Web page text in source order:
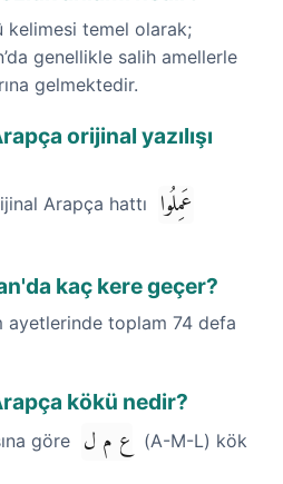
kelimesi temel olarak;
genellikle salih amellerle
gelmektedir.
orijinal yazılışı
Arapça hattı عَمِلُوا
kaç kere geçer?
ayetlerinde toplam 74 defa
kökü nedir?
göre ع م ل
(A-M-L) kök